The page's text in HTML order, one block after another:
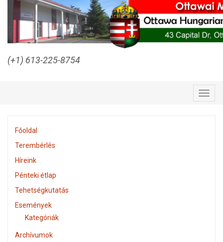
(+1) 613-225-8754
Főoldal
Terembérlés
Híreink
Pénteki étlap
Tehetségkutatás
Események
Kategóriák
Archívumok